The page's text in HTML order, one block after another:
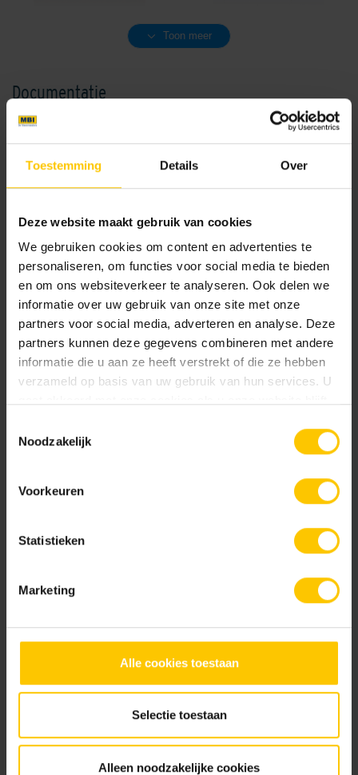
Toestemming Details Over
Deze website maakt gebruik van cookies
We gebruiken cookies om content en advertenties te
personaliseren, om functies voor social media te bieden
en om ons websiteverkeer te analyseren. Ook delen we
informatie over uw gebruik van onze site met onze
partners voor social media, adverteren en analyse. Deze
partners kunnen deze gegevens combineren met andere
informatie die u aan ze heeft verstrekt of die ze hebben
verzameld op basis van uw gebruik van hun services. U
Noodzakelijk
Voorkeuren
Statistieken
Marketing
Alle cookies toestaan
Selectie toestaan
Alleen noodzakelijke cookies
Dark Grey Dover White
Earth Brown Grey Shaded Brown/Black
Shaded Charcoal
Shaded Grey Shaded Grey Light
Toon meer
Documentatie
NL-BSB-certificaat vooraf vervaardigde elementen van beton
Brochures
Bouwassortiment
Bekijk
Infoboekje GeoStylistix
Bekijk